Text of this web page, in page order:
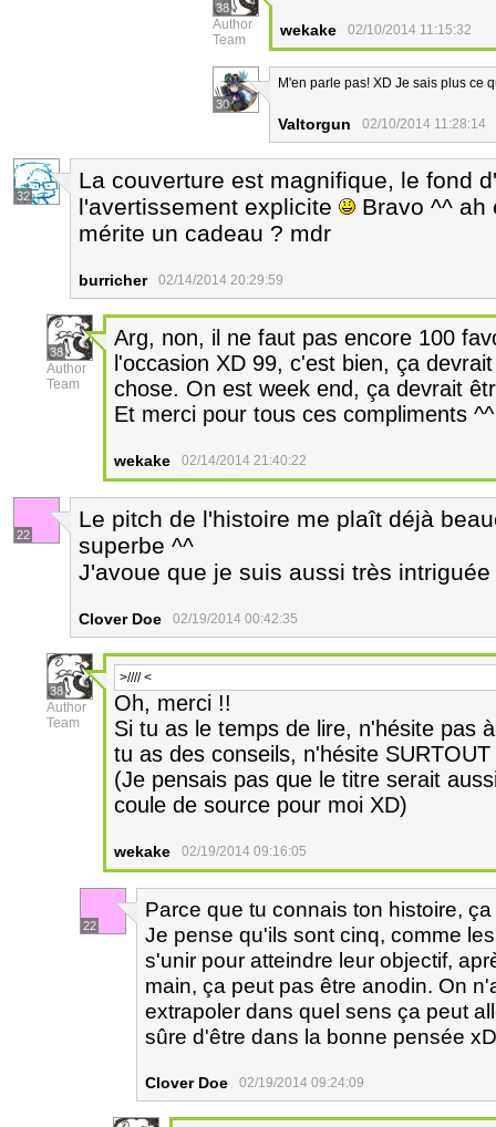
38
Author
Team
wekake 02/10/2014 11:15:32
30
M'en parle pas! XD Je sais plus ce
Valtorgun 02/10/2014 11:28:14
32
La couverture est magnifique, le fond
l'avertissement explicite
Bravo ^^ ah
mérite un cadeau ? mdr
burricher 02/14/2014 20:29:59
38
Author
Team
Arg, non, il ne faut pas encore 100
l'occasion XD 99, c'est bien, ça
chose. On est week end, ça devrait
Et merci pour tous ces compliments ^^
wekake 02/14/2014 21:40:22
22
Le pitch de l'histoire me plaît déjà
superbe ^^
J'avoue que je suis aussi très
Clover Doe 02/19/2014 00:42:35
38
Author
Team
>//// <
Oh, merci !!
Si tu as le temps de lire, n'hésite pas
tu as des conseils, n'hésite
(Je pensais pas que le titre serait
coule de source pour moi XD)
wekake 02/19/2014 09:16:05
22
Parce que tu connais ton histoire,
Je pense qu'ils sont cinq, comme
s'unir pour atteindre leur objectif,
main, ça peut pas être anodin. On
extrapoler dans quel sens ça peut
sûre d'être dans la bonne pensée xD
Clover Doe 02/19/2014 09:24:09